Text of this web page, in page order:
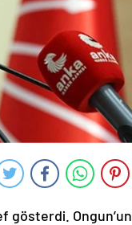
gösterdi. Ongun’un